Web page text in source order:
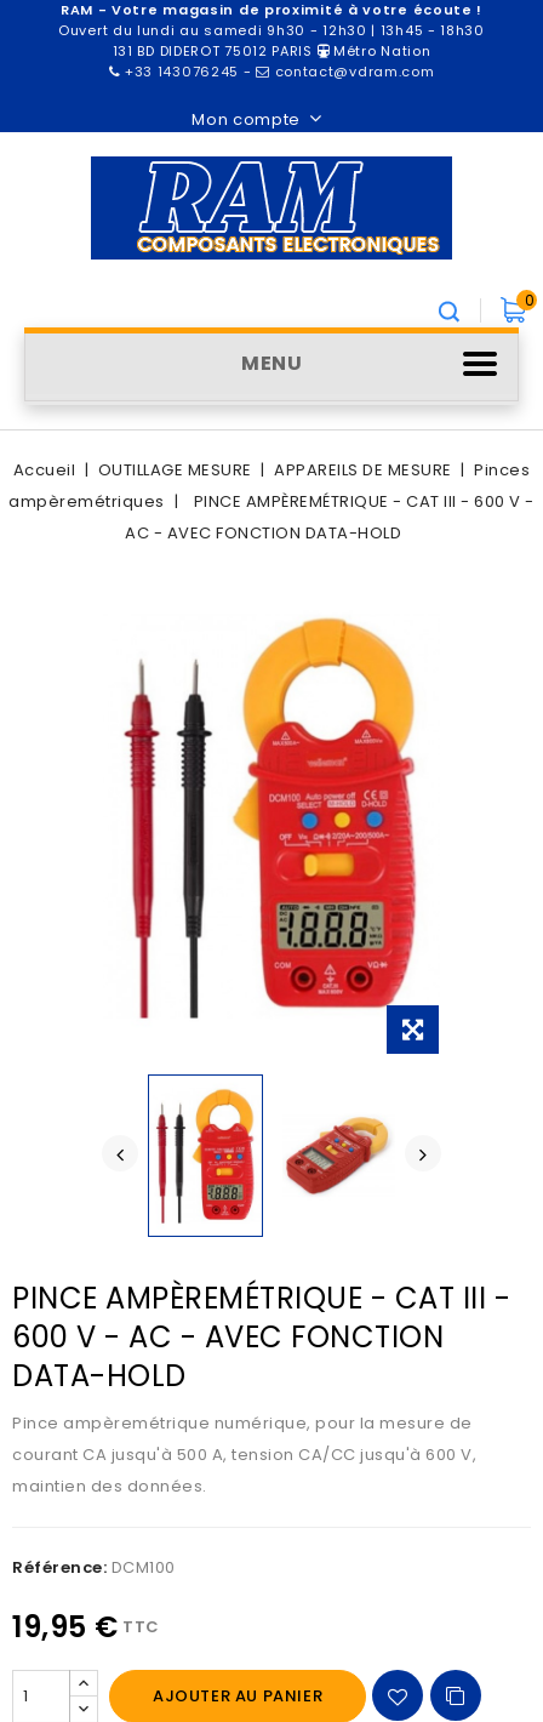
RAM - Votre magasin de proximité à votre écoute !
Ouvert du lundi au samedi 9h30 - 12h30 | 13h45 - 18h30
131 BD DIDEROT 75012 PARIS
Métro Nation
+33 143076245 - contact@vdram.com
Mon compte
0
MENU
Accueil OUTILLAGE MESURE APPAREILS DE MESURE
Pinces
ampèremétriques
PINCE AMPÈREMÉTRIQUE - CAT III - 600 V -
AC - AVEC FONCTION DATA-HOLD
PINCE AMPÈREMÉTRIQUE - CAT III -
600 V - AC - AVEC FONCTION
DATA-HOLD
Pince ampèremétrique numérique, pour la mesure de
courant CA jusqu'à 500 A, tension CA/CC jusqu'à 600 V,
maintien des données.
Référence: DCM100
19,95 € TTC
AJOUTER AU PANIER